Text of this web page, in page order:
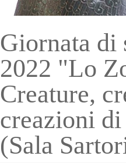
Giornata di
2022 "Lo
Creature,
creazioni
(Sala